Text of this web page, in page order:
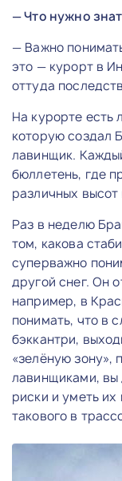
— Что нужно
— Важно
это — курорт в
оттуда
На курорте есть
которую создал
лавинщик.
бюллетень, где
различных высот
Раз в неделю
том, какова
суперважно
другой снег. Он
например, в
понимать, что в
бэккантри,
«зелёную зону»,
лавинщиками, вы
риски и уметь
такового в